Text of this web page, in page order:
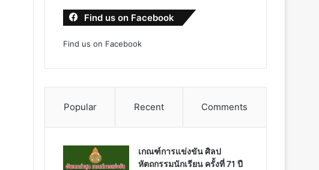
Find us on Facebook
Find us on Facebook
Popular Recent Comments
เกณฑ์การแข่งขัน ศิลป
หัตถกรรมนักเรียน ครั้งที่ 71 ปี